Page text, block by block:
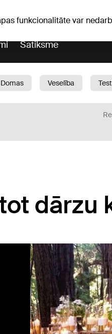
funkcionalitāte var
Satiksme
Domas Veselība
dārzu